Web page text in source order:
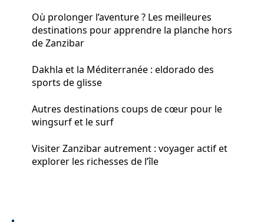
Où prolonger l’aventure ? Les meilleures
destinations pour apprendre la planche hors
de Zanzibar
Dakhla et la Méditerranée : eldorado des
sports de glisse
Autres destinations coups de cœur pour le
wingsurf et le surf
Visiter Zanzibar autrement : voyager actif et
explorer les richesses de l’île